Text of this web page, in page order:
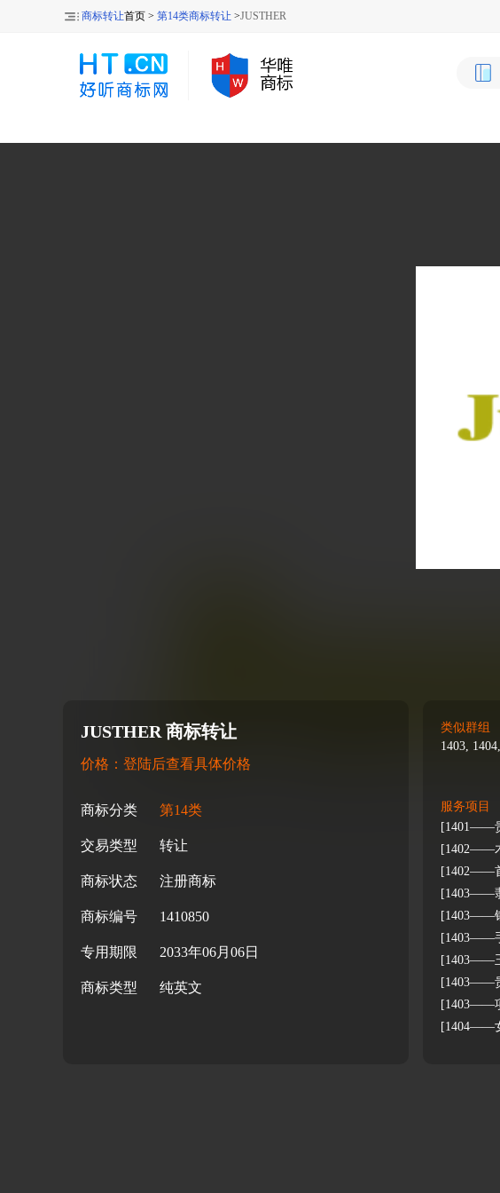
商标转让首页 > 第14类商标转让 >JUSTHER
JUSTHER 商标转让
价格：登陆后查看具体价格
商标分类 第14类
交易类型 转让
商标状态 注册商标
商标编号 1410850
专用期限 2033年06月06日
商标类型 纯英文
类似群组
1403,
服务项目
[1401——
[1402——
[1402——
[1403——
[1403——
[1403——
[1403——
[1403——
[1403——
[1404——